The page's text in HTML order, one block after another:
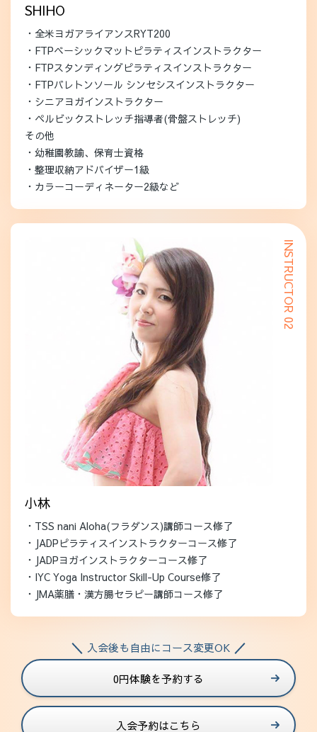
SHIHO
・全米ヨガアライアンスRYT200
・FTPベーシックマットピラティスインストラクター
・FTPスタンディングピラティスインストラクター
・FTPバレトンソール シンセシスインストラクター
・シニアヨガインストラクター
・ペルビックストレッチ指導者(骨盤ストレッチ)
その他
・幼稚園教諭、保育士資格
・整理収納アドバイザー1級
・カラーコーディネーター2級など
INSTRUCTOR 02
小林
・TSS nani Aloha(フラダンス)講師コース修了
・JADPピラティスインストラクターコース修了
・JADPヨガインストラクターコース修了
・IYC Yoga Instructor Skill-Up Course修了
・JMA薬膳・漢方腸セラピー講師コース修了
入会後も自由にコース変更OK
0円体験を予約する
入会予約はこちら